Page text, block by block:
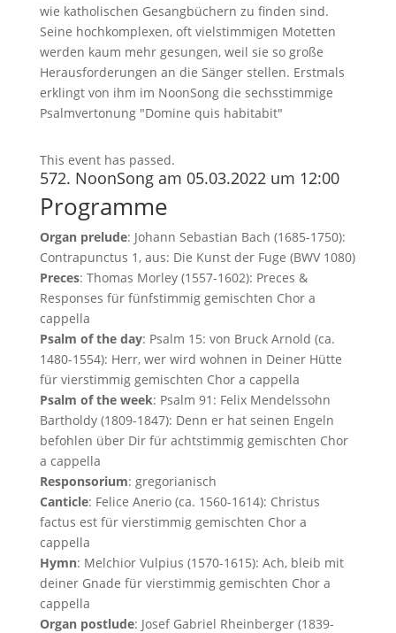
wie katholischen Gesangbüchern zu finden sind.
Seine hochkomplexen, oft vielstimmigen Motetten
werden kaum mehr gesungen, weil sie so große
Herausforderungen an die Sänger stellen. Erstmals
erklingt von ihm im NoonSong die sechsstimmige
Psalmvertonung "Domine quis habitabit"
This event has passed.
572. NoonSong am 05.03.2022 um 12:00
Programme
Organ prelude: Johann Sebastian Bach (1685-1750):
Contrapunctus 1, aus: Die Kunst der Fuge (BWV 1080)
Preces: Thomas Morley (1557-1602): Preces &
Responses für fünfstimmig gemischten Chor a
cappella
Psalm of the day: Psalm 15: von Bruck Arnold (ca.
1480-1554): Herr, wer wird wohnen in Deiner Hütte
für vierstimmig gemischten Chor a cappella
Psalm of the week: Psalm 91: Felix Mendelssohn
Bartholdy (1809-1847): Denn er hat seinen Engeln
befohlen über Dir für achtstimmig gemischten Chor
a cappella
Responsorium: gregorianisch
Canticle: Felice Anerio (ca. 1560-1614): Christus
factus est für vierstimmig gemischten Chor a
cappella
Hymn: Melchior Vulpius (1570-1615): Ach, bleib mit
deiner Gnade für vierstimmig gemischten Chor a
cappella
Organ postlude: Josef Gabriel Rheinberger (1839-